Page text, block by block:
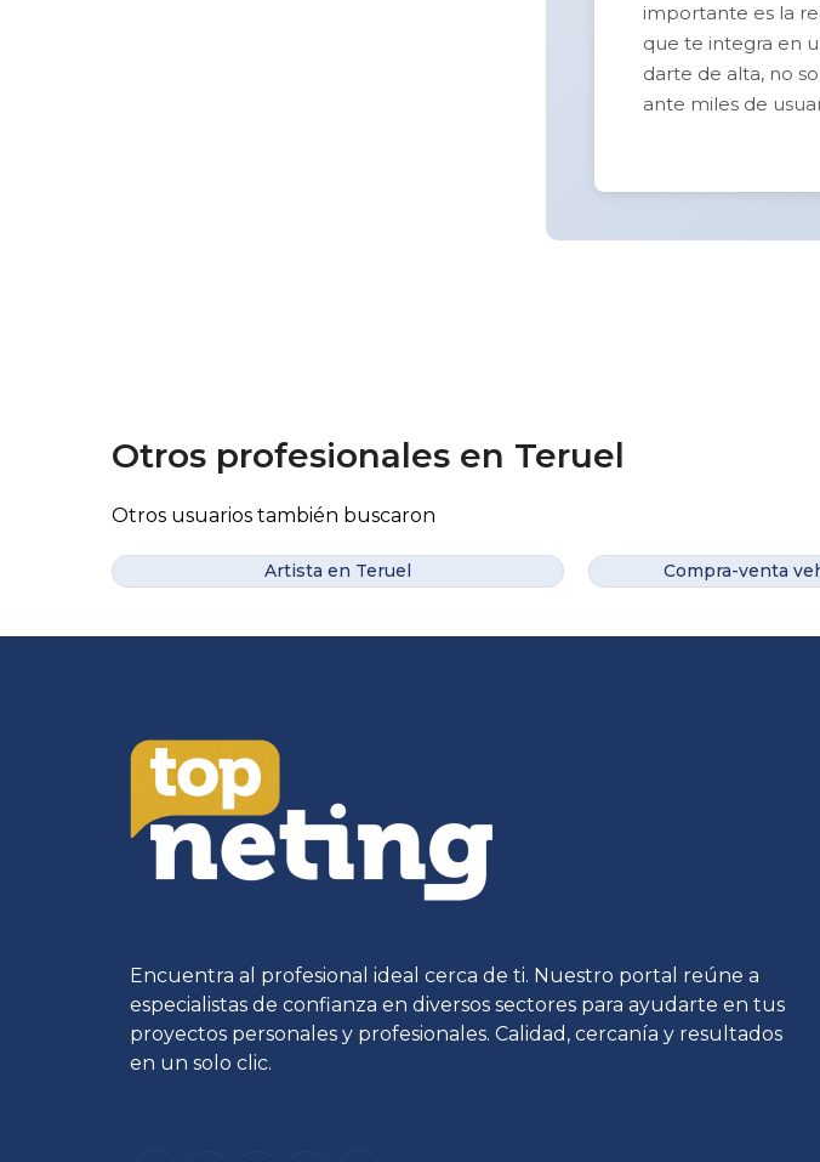
importante es la
que te integra en
darte de alta, no
ante miles de
Otros profesionales en Teruel
Otros usuarios también buscaron
Artista en Teruel Compra-venta
Encuentra al profesional ideal cerca de ti. Nuestro portal reúne a
especialistas de confianza en diversos sectores para ayudarte en tus
proyectos personales y profesionales. Calidad, cercanía y resultados
en un solo clic.